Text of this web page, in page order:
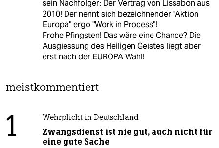
sein Nachfolger: Der Vertrag von Lissabon aus
2010! Der nennt sich bezeichnender "Aktion
Europa" ergo "Work in Process"!
Frohe Pfingsten! Das wäre eine Chance? Die
Ausgiessung des Heiligen Geistes liegt aber
erst nach der EUROPA Wahl!
meistkommentiert
1 Wehrplicht in Deutschland
Zwangsdienst ist nie gut, auch nicht für
eine gute Sache